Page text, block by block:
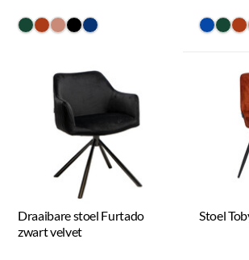
#154734
#ac3c17
#c98a78
#000000
#073475
Draaibare stoel Furtado
zwart velvet
Stoel